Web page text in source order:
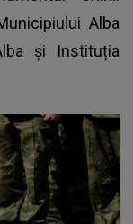
Alba
și Instituția